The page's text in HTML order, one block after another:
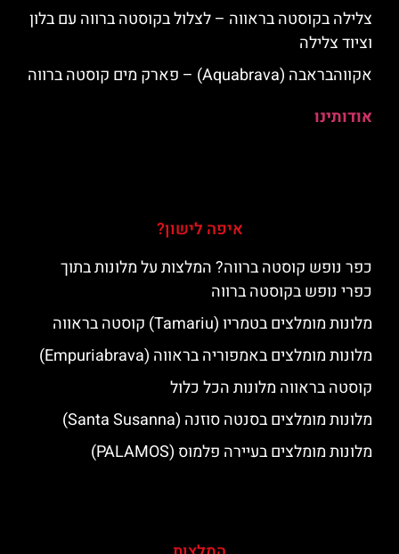
צלילה בקוסטה בראווה – לצלול בקוסטה ברווה עם בלון
וציוד צלילה
אקווהבראבה (Aquabrava) – פארק מים קוסטה ברווה
אודותינו
איפה לישון?
כפר נופש קוסטה ברווה? המלצות על מלונות בתוך
כפרי נופש בקוסטה ברווה
מלונות מומלצים בטמריו (Tamariu) קוסטה בראווה
מלונות מומלצים באמפוריה בראווה (Empuriabrava)
קוסטה בראווה מלונות הכל כלול
מלונות מומלצים בסנטה סוזנה (Santa Susanna)
מלונות מומלצים בעיירה פלמוס (PALAMOS)